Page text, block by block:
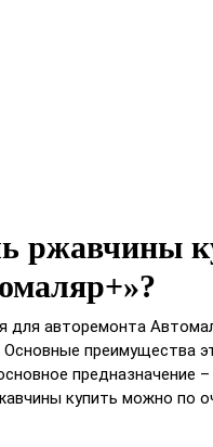
ржавчины
для авторемонта
преимущества
предназначение
купить можно по